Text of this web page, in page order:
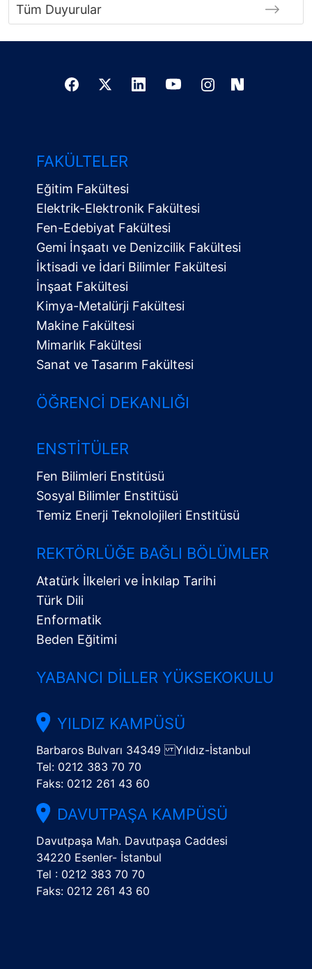
Tüm Duyurular
Menü
FAKÜLTELER
Eğitim Fakültesi
Elektrik-Elektronik Fakültesi
Fen-Edebiyat Fakültesi
Gemi İnşaatı ve Denizcilik Fakültesi
İktisadi ve İdari Bilimler Fakültesi
İnşaat Fakültesi
Kimya-Metalürji Fakültesi
Makine Fakültesi
Mimarlık Fakültesi
Sanat ve Tasarım Fakültesi
ÖĞRENCI DEKANLIĞI
ENSTITÜLER
Fen Bilimleri Enstitüsü
Sosyal Bilimler Enstitüsü
Temiz Enerji Teknolojileri Enstitüsü
REKTÖRLÜĞE BAĞLI BÖLÜMLER
Atatürk İlkeleri ve İnkılap Tarihi
Türk Dili
Enformatik
Beden Eğitimi
YABANCI DILLER YÜKSEKOKULU
YILDIZ KAMPÜSÜ
Barbaros Bulvarı 34349 Yıldız-İstanbul
Tel: 0212 383 70 70
Faks: 0212 261 43 60
DAVUTPAŞA KAMPÜSÜ
Davutpaşa Mah. Davutpaşa Caddesi
34220 Esenler- İstanbul
Tel : 0212 383 70 70
Faks: 0212 261 43 60